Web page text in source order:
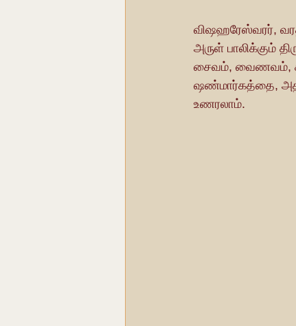
விஷஹரேஸ்வரர்,
அருள் பாலிக்கும்
சைவம், வைணவம்,
ஷண்மார்கத்தை,
உணரலாம்.